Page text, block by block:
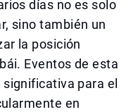
días no es solo
sino también un
la posición
Eventos de esta
para el
en